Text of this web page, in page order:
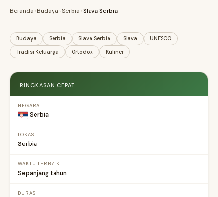
Beranda ›Budaya ›Serbia ›Slava Serbia
Budaya Serbia Slava Serbia Slava
UNESCO
Tradisi Keluarga
Ortodox Kuliner
RINGKASAN CEPAT
NEGARA
Serbia
LOKASI
Serbia
WAKTU TERBAIK
Sepanjang tahun
DURASI